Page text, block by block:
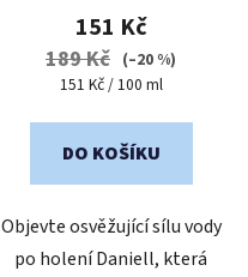
produktu
je
5,0
5
151 Kč
189 Kč (–20 %)
Měrná
151 Kč / 100 ml
DO KOŠÍKU
Objevte osvěžující sílu vody
po holení Daniell, která